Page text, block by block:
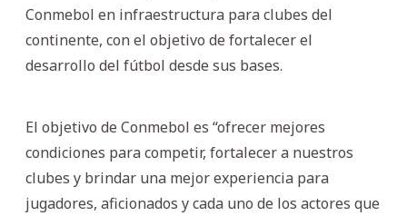
Conmebol en infraestructura para clubes del
continente, con el objetivo de fortalecer el
desarrollo del fútbol desde sus bases.
El objetivo de Conmebol es “ofrecer mejores
condiciones para competir, fortalecer a nuestros
clubes y brindar una mejor experiencia para
jugadores, aficionados y cada uno de los actores que